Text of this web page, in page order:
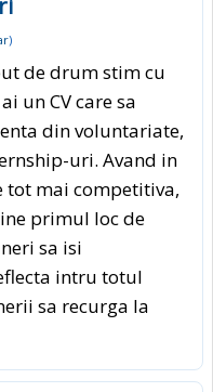
)
de drum stim cu
un CV care sa
din voluntariate,
uri. Avand in
tot mai competitiva,
primul loc de
sa isi
intru totul
sa recurga la